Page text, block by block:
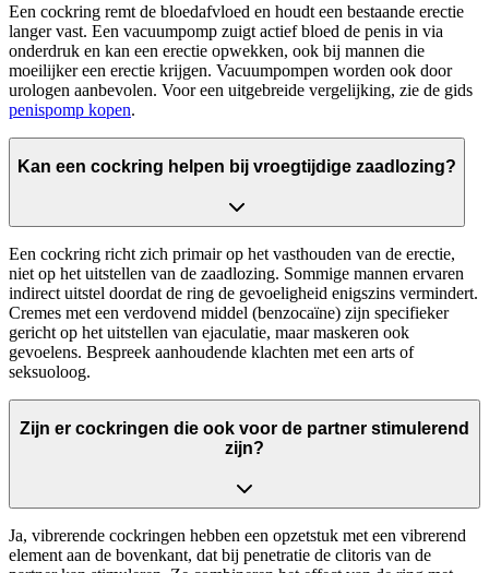
Een cockring remt de bloedafvloed en houdt een bestaande erectie
langer vast. Een vacuumpomp zuigt actief bloed de penis in via
onderdruk en kan een erectie opwekken, ook bij mannen die
moeilijker een erectie krijgen. Vacuumpompen worden ook door
urologen aanbevolen. Voor een uitgebreide vergelijking, zie de gids
penispomp kopen.
Kan een cockring helpen bij vroegtijdige zaadlozing?
Een cockring richt zich primair op het vasthouden van de erectie,
niet op het uitstellen van de zaadlozing. Sommige mannen ervaren
indirect uitstel doordat de ring de gevoeligheid enigszins vermindert.
Cremes met een verdovend middel (benzocaïne) zijn specifieker
gericht op het uitstellen van ejaculatie, maar maskeren ook
gevoelens. Bespreek aanhoudende klachten met een arts of
seksuoloog.
Zijn er cockringen die ook voor de partner stimulerend
zijn?
Ja, vibrerende cockringen hebben een opzetstuk met een vibrerend
element aan de bovenkant, dat bij penetratie de clitoris van de